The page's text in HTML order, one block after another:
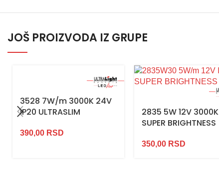
JOŠ PROIZVODA IZ GRUPE
3528 7W/m 3000K 24V
IP20 ULTRASLIM
390,00 RSD
2835 5W 12V 3000K
SUPER BRIGHTNESS
350,00 RSD